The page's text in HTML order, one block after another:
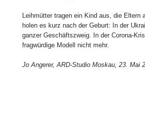
Leihmütter tragen ein Kind aus, die Eltern
holen es kurz nach der Geburt: In der
ganzer Geschäftszweig. In der Corona-
fragwürdige Modell nicht mehr.
Jo Angerer, ARD-Studio Moskau, 23. Mai